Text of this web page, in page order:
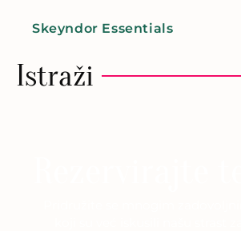
Skeyndor Essentials
Istraži